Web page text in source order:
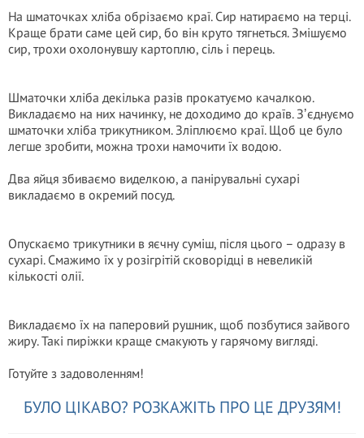
На шматочках хліба обрізаємо краї. Сир натираємо на терці.
Краще брати саме цей сир, бо він круто тягнеться. Змішуємо
сир, трохи охолонувшу картоплю, сіль і перець.
Шматочки хліба декілька разів прокатуємо качалкою.
Викладаємо на них начинку, не доходимо до країв. Зʼєднуємо
шматочки хліба трикутником. Зліплюємо краї. Щоб це було
легше зробити, можна трохи намочити їх водою.
Два яйця збиваємо виделкою, а панірувальні сухарі
викладаємо в окремий посуд.
Опускаємо трикутники в яєчну суміш, після цього – одразу в
сухарі. Смажимо їх у розігрітій сковорідці в невеликій
кількості олії.
Викладаємо їх на паперовий рушник, щоб позбутися зайвого
жиру. Такі пиріжки краще смакують у гарячому вигляді.
Готуйте з задоволенням!
БУЛО ЦІКАВО? РОЗКАЖІТЬ ПРО ЦЕ ДРУЗЯМ!